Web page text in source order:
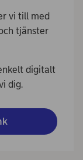
vi till med
tjänster
digitalt
dig.